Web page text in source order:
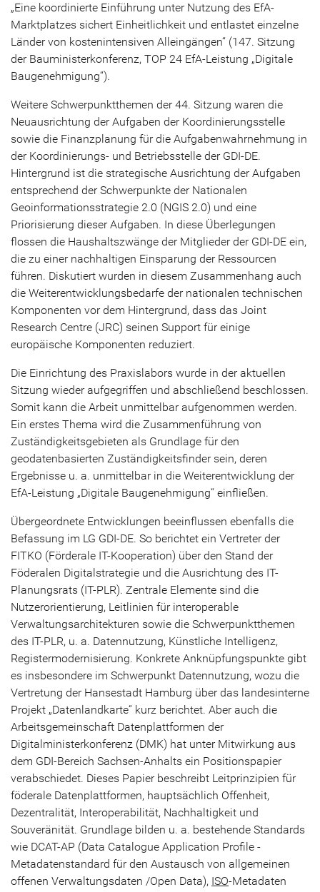
„Eine koordinierte Einführung unter Nutzung des EfA-
Marktplatzes sichert Einheitlichkeit und entlastet einzelne
Länder von kostenintensiven Alleingängen“ (147. Sitzung
der Bauministerkonferenz, TOP 24 EfA-Leistung „Digitale
Baugenehmigung“).
Weitere Schwerpunktthemen der 44. Sitzung waren die
Neuausrichtung der Aufgaben der Koordinierungsstelle
sowie die Finanzplanung für die Aufgabenwahrnehmung in
der Koordinierungs- und Betriebsstelle der GDI-DE.
Hintergrund ist die strategische Ausrichtung der Aufgaben
entsprechend der Schwerpunkte der Nationalen
Geoinformationsstrategie 2.0 (NGIS 2.0) und eine
Priorisierung dieser Aufgaben. In diese Überlegungen
flossen die Haushaltszwänge der Mitglieder der GDI-DE ein,
die zu einer nachhaltigen Einsparung der Ressourcen
führen. Diskutiert wurden in diesem Zusammenhang auch
die Weiterentwicklungsbedarfe der nationalen technischen
Komponenten vor dem Hintergrund, dass das Joint
Research Centre (JRC) seinen Support für einige
europäische Komponenten reduziert.
Die Einrichtung des Praxislabors wurde in der aktuellen
Sitzung wieder aufgegriffen und abschließend beschlossen.
Somit kann die Arbeit unmittelbar aufgenommen werden.
Ein erstes Thema wird die Zusammenführung von
Zuständigkeitsgebieten als Grundlage für den
geodatenbasierten Zuständigkeitsfinder sein, deren
Ergebnisse u. a. unmittelbar in die Weiterentwicklung der
EfA-Leistung „Digitale Baugenehmigung“ einfließen.
Übergeordnete Entwicklungen beeinflussen ebenfalls die
Befassung im LG GDI-DE. So berichtet ein Vertreter der
FITKO (Förderale IT-Kooperation) über den Stand der
Föderalen Digitalstrategie und die Ausrichtung des IT-
Planungsrats (IT-PLR). Zentrale Elemente sind die
Nutzerorientierung, Leitlinien für interoperable
Verwaltungsarchitekturen sowie die Schwerpunktthemen
des IT-PLR, u. a. Datennutzung, Künstliche Intelligenz,
Registermodernisierung. Konkrete Anknüpfungspunkte gibt
es insbesondere im Schwerpunkt Datennutzung, wozu die
Vertretung der Hansestadt Hamburg über das landesinterne
Projekt „Datenlandkarte“ kurz berichtet. Aber auch die
Arbeitsgemeinschaft Datenplattformen der
Digitalministerkonferenz (DMK) hat unter Mitwirkung aus
dem GDI-Bereich Sachsen-Anhalts ein Positionspapier
verabschiedet. Dieses Papier beschreibt Leitprinzipien für
föderale Datenplattformen, hauptsächlich Offenheit,
Dezentralität, Interoperabilität, Nachhaltigkeit und
Souveränität. Grundlage bilden u. a. bestehende Standards
wie DCAT-AP (Data Catalogue Application Profile -
Metadatenstandard für den Austausch von allgemeinen
offenen Verwaltungsdaten /Open Data), ISO-Metadaten